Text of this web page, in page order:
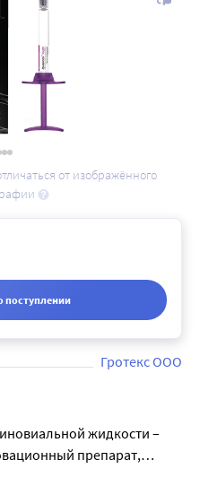
от изображённого
Гротекс ООО
жидкости –
препарат,
лечения
поступлении